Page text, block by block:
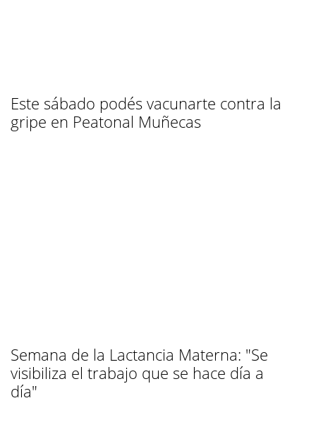
Este sábado podés vacunarte contra la
gripe en Peatonal Muñecas
Semana de la Lactancia Materna: "Se
visibiliza el trabajo que se hace día a
día"